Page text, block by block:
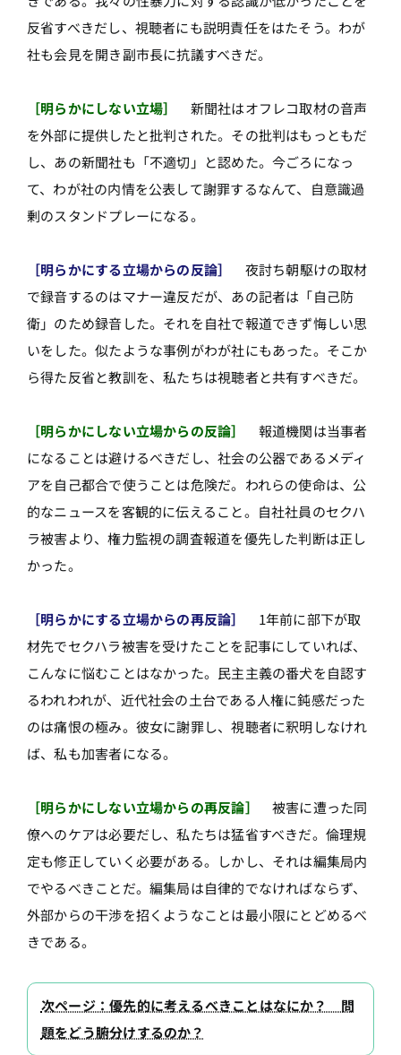
反省すべきだし、視聴者にも説明責任をはたそう。わが
社も会見を開き副市長に抗議すべきだ。
［明らかにしない立場］
新聞社はオフレコ取材の音声
を外部に提供したと批判された。その批判はもっともだ
し、あの新聞社も「不適切」と認めた。今ごろになっ
て、わが社の内情を公表して謝罪するなんて、自意識過
剰のスタンドプレーになる。
［明らかにする立場からの反論］
夜討ち朝駆けの取材
で録音するのはマナー違反だが、あの記者は「自己防
衛」のため録音した。それを自社で報道できず悔しい思
いをした。似たような事例がわが社にもあった。そこか
ら得た反省と教訓を、私たちは視聴者と共有すべきだ。
［明らかにしない立場からの反論］
報道機関は当事者
になることは避けるべきだし、社会の公器であるメディ
アを自己都合で使うことは危険だ。われらの使命は、公
的なニュースを客観的に伝えること。自社社員のセクハ
ラ被害より、権力監視の調査報道を優先した判断は正し
かった。
［明らかにする立場からの再反論］
1年前に部下が取
材先でセクハラ被害を受けたことを記事にしていれば、
こんなに悩むことはなかった。民主主義の番犬を自認す
るわれわれが、近代社会の土台である人権に鈍感だった
のは痛恨の極み。彼女に謝罪し、視聴者に釈明しなけれ
ば、私も加害者になる。
［明らかにしない立場からの再反論］
被害に遭った同
僚へのケアは必要だし、私たちは猛省すべきだ。倫理規
定も修正していく必要がある。しかし、それは編集局内
でやるべきことだ。編集局は自律的でなければならず、
外部からの干渉を招くようなことは最小限にとどめるべ
きである。
次ページ：優先的に考えるべきことはなにか？ 問
題をどう腑分けするのか？